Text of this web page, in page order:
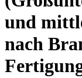
und
nach